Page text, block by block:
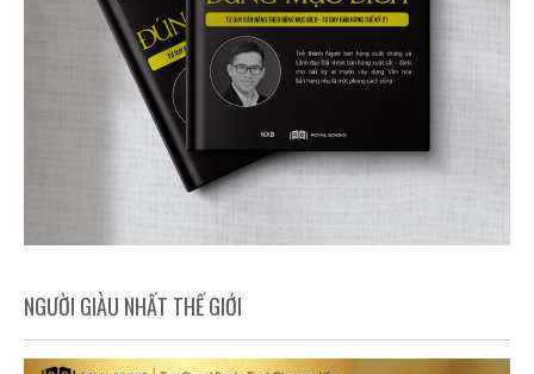
NGƯỜI GIÀU NHẤT THẾ GIỚI